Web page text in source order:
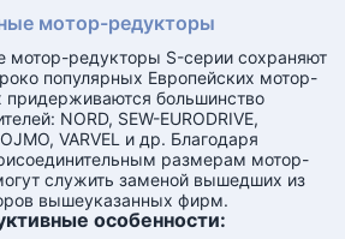
мотор-редукторы
мотор-редукторы S-серии сохраняют
популярных Европейских мотор-
придерживаются большинство
NORD, SEW-EURODRIVE,
VARVEL и др. Благодаря
размерам мотор-
служить заменой вышедших из
вышеуказанных фирм.
особенности: